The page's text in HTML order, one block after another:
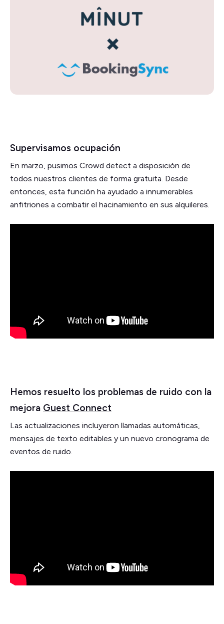
Supervisamos ocupación
En marzo, pusimos Crowd detect a disposición de
todos nuestros clientes de forma gratuita. Desde
entonces, esta función ha ayudado a innumerables
anfitriones a combatir el hacinamiento en sus alquileres.
Hemos resuelto los problemas de ruido con la
mejora Guest Connect
Las actualizaciones incluyeron llamadas automáticas,
mensajes de texto editables y un nuevo cronograma de
eventos de ruido.